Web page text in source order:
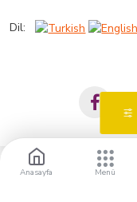
Dil:
Anasayfa